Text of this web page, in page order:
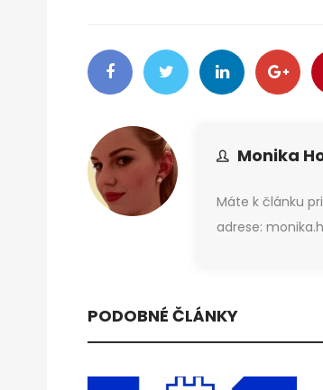
Monika
Máte k článku
adrese:
PODOBNÉ ČLÁNKY